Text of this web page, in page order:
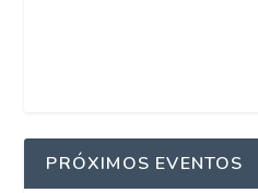
PRÓXIMOS EVENTOS